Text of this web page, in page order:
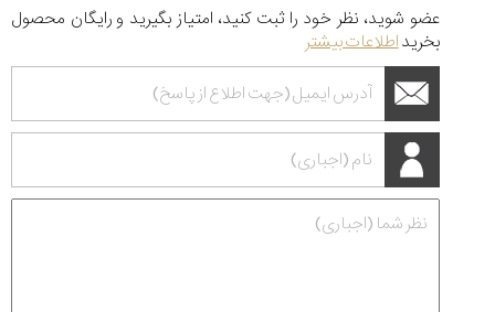
عضو شوید، نظر خود را ثبت کنید، امتیاز بگیرید و رایگان محصول
بخریداطلاعات بیشتر